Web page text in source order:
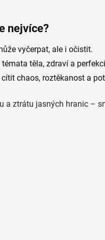
nejvíce?
vyčerpat, ale i očistit.
těla, zdraví a
chaos, roztěkanost a
a ztrátu jasných hranic –